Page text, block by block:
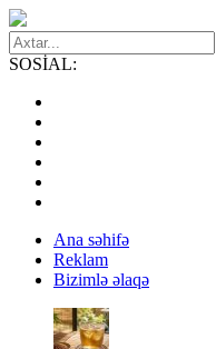
SOSİAL:
Ana səhifə
Reklam
Bizimlə əlaqə